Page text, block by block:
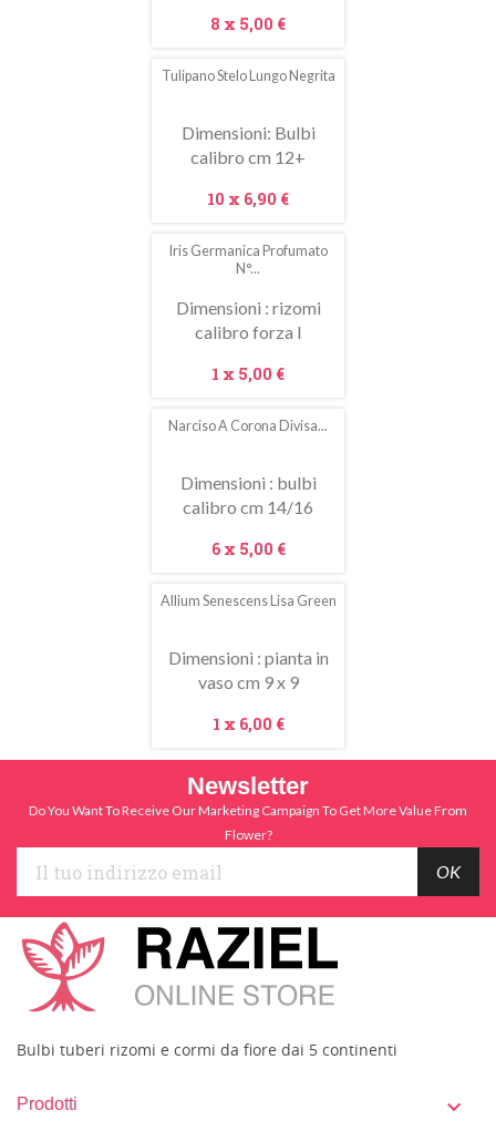
Prezzo
8 x 5,00 €
Tulipano Stelo Lungo Negrita
Dimensioni: Bulbi
calibro cm 12+
Prezzo
10 x 6,90 €
Iris Germanica Profumato
N°...
Dimensioni : rizomi
calibro forza I
Prezzo
1 x 5,00 €
Narciso A Corona Divisa...
Dimensioni : bulbi
calibro cm 14/16
Prezzo
6 x 5,00 €
Allium Senescens Lisa Green
Dimensioni : pianta in
vaso cm 9 x 9
Prezzo
1 x 6,00 €
Newsletter
Do You Want To Receive Our Marketing Campaign To Get More Value From
Flower?
Bulbi tuberi rizomi e cormi da fiore dai 5 continenti
Prodotti 